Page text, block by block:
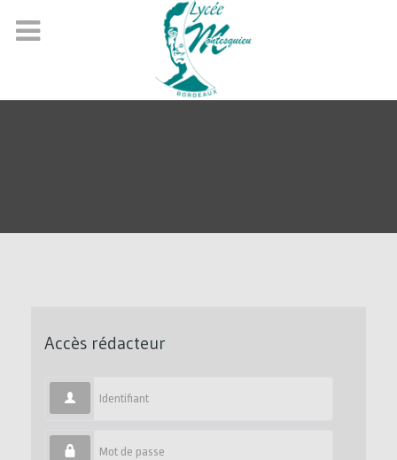
Accès rédacteur
Identifiant
Mot de passe